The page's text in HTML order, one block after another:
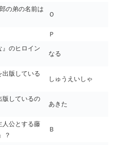
の弟の名前は
Ｏ
Ｐ
』のヒロイン
なる
出版している
しゅうえいしゃ
版しているの
あきた
人公とする藤
？
Ｂ